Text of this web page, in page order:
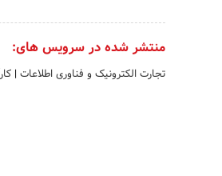
منتشر شده در سرویس های:
تجارت الکترونیک و فناوری اطلاعات |